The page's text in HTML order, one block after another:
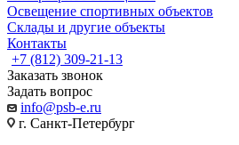
Освещение спортивных объектов
Склады и другие объекты
Контакты
+7 (812) 309-21-13
Заказать звонок
Задать вопрос
info@psb-e.ru
г. Санкт-Петербург